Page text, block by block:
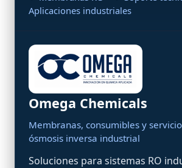
Aplicaciones industriales
Omega Chemicals
Membranas, consumibles y
ósmosis inversa industrial
Soluciones para sistemas RO